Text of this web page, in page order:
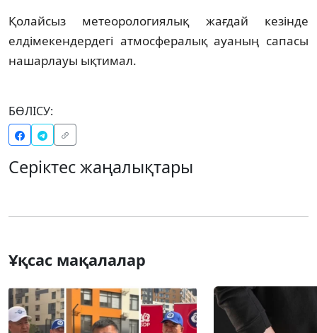
Қолайсыз метеорологиялық жағдай кезінде
елдімекендердегі атмосфералық ауаның сапасы
нашарлауы ықтимал.
БӨЛІСУ:
Серіктес жаңалықтары
Ұқсас мақалалар